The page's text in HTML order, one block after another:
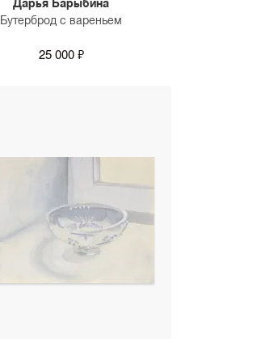
Бутерброд с вареньем
25 000 ₽